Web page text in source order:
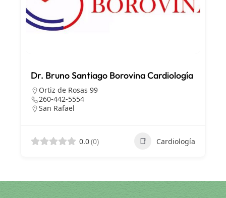
Dr. Bruno Santiago Borovina Cardiología
Ortiz de Rosas 99
260-442-5554
San Rafael
0.0(0) Cardiología